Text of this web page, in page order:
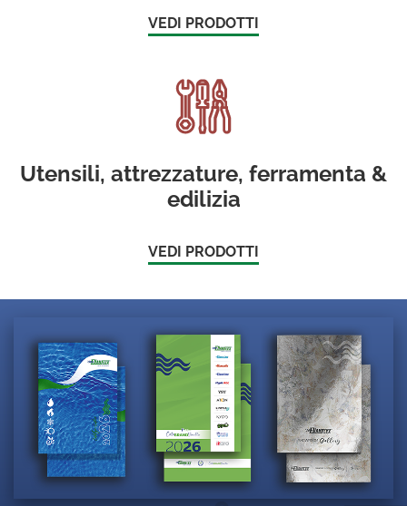
VEDI PRODOTTI
Utensili, attrezzature, ferramenta &
edilizia
VEDI PRODOTTI